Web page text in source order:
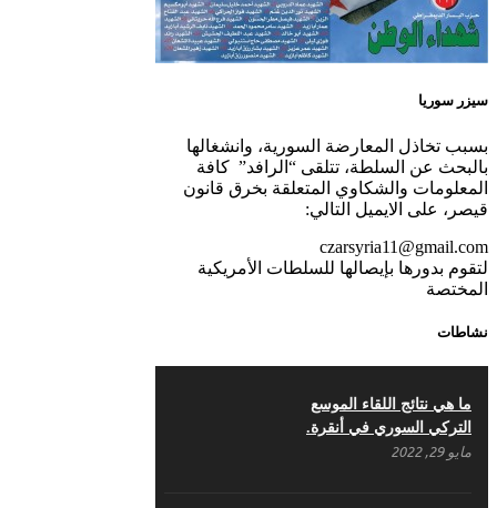
تهنئة نوروز – حزب اليسار
الديمقراطي السوري
مناضل بحجم الوطن …
خالدا في قلوبنا
.منصورالاتاسي.( البوصلة
في زمن الضياع )
ديسمبر 7, 2020
في الذكرى السنوية لرحيل الرفيق منصور أتاسي
أبو مطيع رحمه الله. – عبد الله حاج محمد
لروحك المحبة والسلام أبا
الحموري
ديسمبر 6, 2020
سيزر سوريا
بسبب تخاذل المعارضة السورية، وانشغالها
بالبحث عن السلطة، تتلقى “الرافد” كافة
المعلومات والشكاوي المتعلقة بخرق قانون
قيصر، على الايميل التالي:
czarsyria11@gmail.com
لتقوم بدورها بإيصالها للسلطات الأمريكية
المختصة
نشاطات
ما هي نتائج اللقاء الموسع
التركي السوري في أنقرة.
مايو 29, 2022